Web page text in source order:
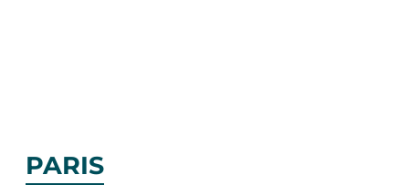
PARIS